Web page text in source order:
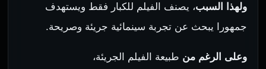
ولهذا السبب، يصنف الفيلم للكبار فقط ويستهدف
جمهورا يبحث عن تجربة سينمائية جريئة وصريحة.
وعلى الرغم من طبيعة الفيلم الجريئة،